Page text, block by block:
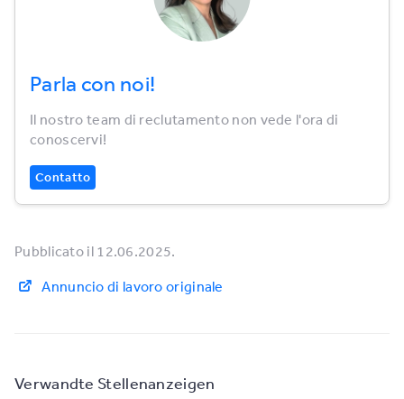
Verwandte Stellenanzeigen
Parla con noi!
Il nostro team di reclutamento non vede l'ora di
conoscervi!
Contatto
Pubblicato il 12.06.2025.
Annuncio di lavoro originale